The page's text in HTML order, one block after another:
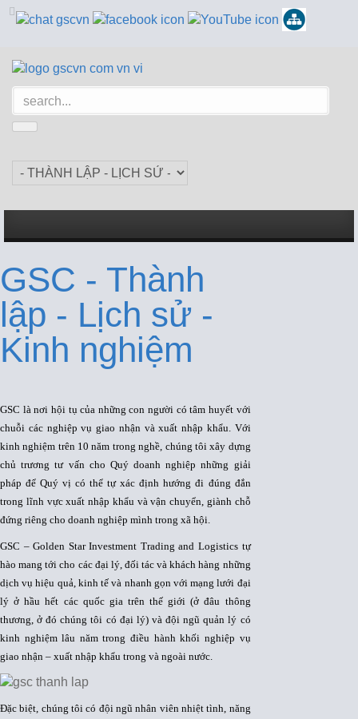
GSC - Thành
lập - Lịch sử -
Kinh nghiệm
GSC là nơi hội tụ của những con người có tâm huyết với
chuỗi các nghiệp vụ giao nhận và xuất nhập khẩu. Với
kinh nghiệm trên 10 năm trong nghề, chúng tôi xây dựng
chủ trương tư vấn cho Quý doanh nghiệp những giải
pháp để Quý vị có thể tự xác định hướng đi đúng đắn
trong lĩnh vực xuất nhập khẩu và vận chuyển, giành chỗ
đứng riêng cho doanh nghiệp mình trong xã hội.
GSC – Golden Star Investment Trading and Logistics tự
hào mang tới cho các đại lý, đối tác và khách hàng những
dịch vụ hiệu quả, kinh tế và nhanh gọn với mạng lưới đại
lý ở hầu hết các quốc gia trên thế giới (ở đâu thông
thương, ở đó chúng tôi có đại lý) và đội ngũ quản lý có
kinh nghiệm lâu năm trong điều hành khối nghiệp vụ
giao nhận – xuất nhập khẩu trong và ngoài nước.
Đặc biệt, chúng tôi có đội ngũ nhân viên nhiệt tình, năng